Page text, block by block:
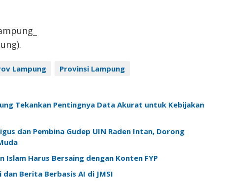
Lampung Provinsi Lampung
Tekankan Pentingnya Data Akurat untuk Kebijakan
dan Pembina Gudep UIN Raden Intan, Dorong
Islam Harus Bersaing dengan Konten FYP
dan Berita Berbasis AI di JMSI